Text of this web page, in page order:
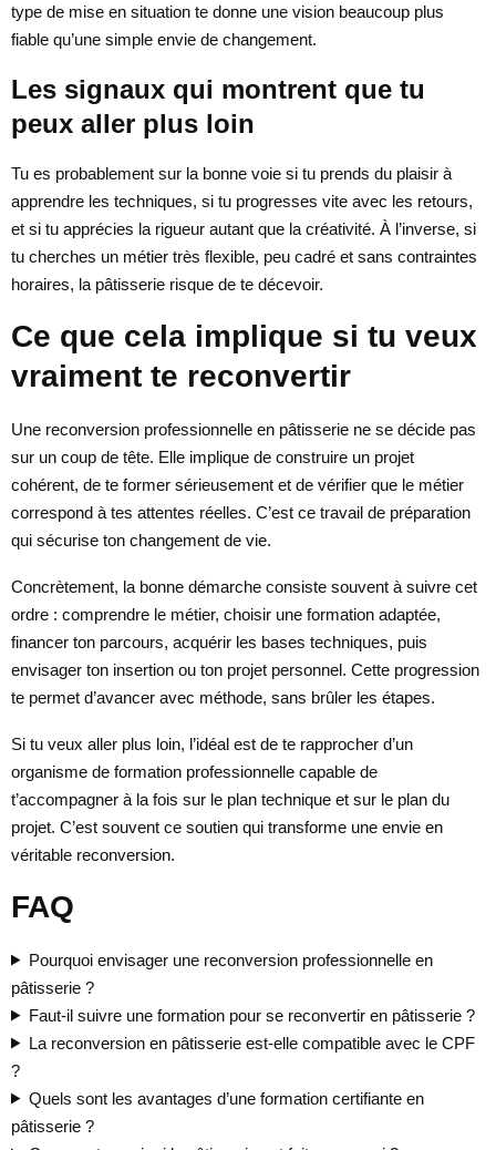
type de mise en situation te donne une vision beaucoup plus
fiable qu’une simple envie de changement.
Les signaux qui montrent que tu
peux aller plus loin
Tu es probablement sur la bonne voie si tu prends du plaisir à
apprendre les techniques, si tu progresses vite avec les retours,
et si tu apprécies la rigueur autant que la créativité. À l’inverse, si
tu cherches un métier très flexible, peu cadré et sans contraintes
horaires, la pâtisserie risque de te décevoir.
Ce que cela implique si tu veux
vraiment te reconvertir
Une reconversion professionnelle en pâtisserie ne se décide pas
sur un coup de tête. Elle implique de construire un projet
cohérent, de te former sérieusement et de vérifier que le métier
correspond à tes attentes réelles. C’est ce travail de préparation
qui sécurise ton changement de vie.
Concrètement, la bonne démarche consiste souvent à suivre cet
ordre : comprendre le métier, choisir une formation adaptée,
financer ton parcours, acquérir les bases techniques, puis
envisager ton insertion ou ton projet personnel. Cette progression
te permet d’avancer avec méthode, sans brûler les étapes.
Si tu veux aller plus loin, l’idéal est de te rapprocher d’un
organisme de formation professionnelle capable de
t’accompagner à la fois sur le plan technique et sur le plan du
projet. C’est souvent ce soutien qui transforme une envie en
véritable reconversion.
FAQ
Pourquoi envisager une reconversion professionnelle en
pâtisserie ?
Faut-il suivre une formation pour se reconvertir en pâtisserie ?
La reconversion en pâtisserie est-elle compatible avec le CPF
?
Quels sont les avantages d’une formation certifiante en
pâtisserie ?